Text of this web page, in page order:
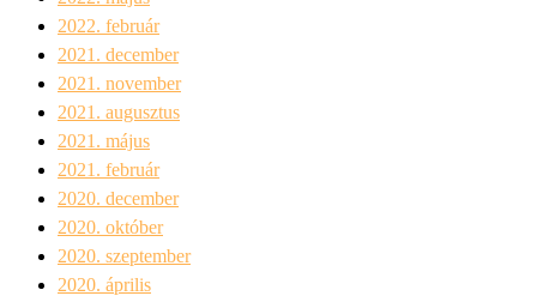
2022. február
2021. december
2021. november
2021. augusztus
2021. május
2021. február
2020. december
2020. október
2020. szeptember
2020. április